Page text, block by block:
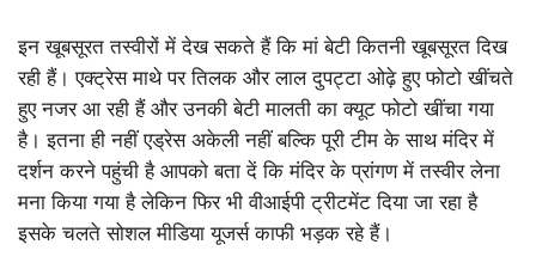
इन खूबसूरत तस्वीरों में देख सकते हैं कि मां बेटी कितनी खूबसूरत दिख
रही हैं। एक्ट्रेस माथे पर तिलक और लाल दुपट्टा ओढ़े हुए फोटो खींचते
हुए नजर आ रही हैं और उनकी बेटी मालती का क्यूट फोटो खींचा गया
है। इतना ही नहीं एड्रेस अकेली नहीं बल्कि पूरी टीम के साथ मंदिर में
दर्शन करने पहुंची है आपको बता दें कि मंदिर के प्रांगण में तस्वीर लेना
मना किया गया है लेकिन फिर भी वीआईपी ट्रीटमेंट दिया जा रहा है
इसके चलते सोशल मीडिया यूजर्स काफी भड़क रहे हैं।